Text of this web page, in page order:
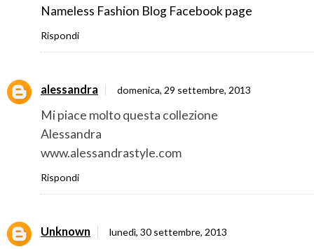
Nameless Fashion Blog Facebook page
Rispondi
alessandra domenica, 29 settembre, 2013
Mi piace molto questa collezione
Alessandra
www.alessandrastyle.com
Rispondi
Unknown lunedì, 30 settembre, 2013